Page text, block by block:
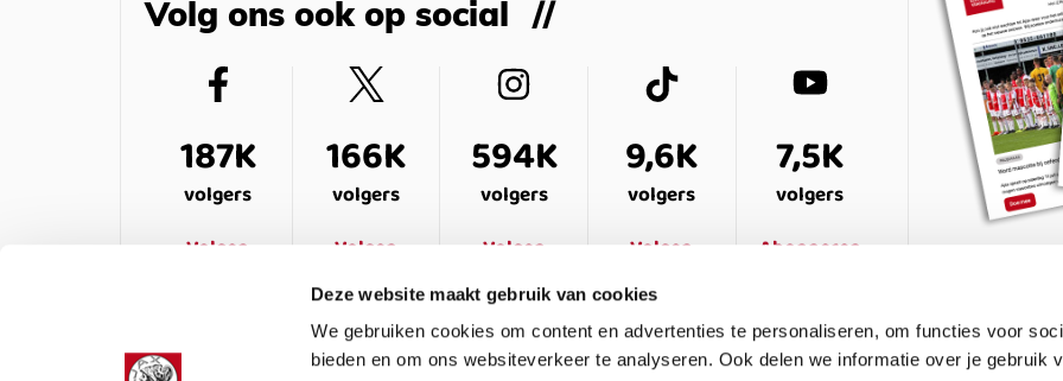
Deze website maakt gebruik van cookies
We gebruiken cookies om content en advertenties te personaliseren, om functies voor
bieden en om ons websiteverkeer te analyseren. Ook delen we informatie over je gebruik
Volg ons ook op social
187K
volgers
Volgen
166K
volgers
Volgen
594K
volgers
Volgen
9,6K
volgers
Volgen
7,5K
volgers
Abonneren